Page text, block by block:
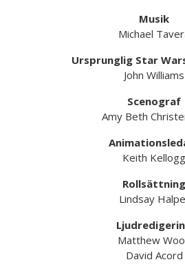
Musik
Michael
Ursprunglig Star
John Williams
Scenograf
Amy Beth
Keith Kellogg
Rollsättning
Lindsay
Matthew
David Acord